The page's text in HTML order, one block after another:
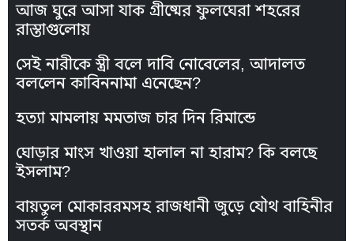
আজ ঘুরে আসা যাক গ্রীষ্মের ফুলঘেরা শহরের
রাস্তাগুলোয়
সেই নারীকে স্ত্রী বলে দাবি নোবেলের, আদালত
বললেন কাবিননামা এনেছেন?
হত্যা মামলায় মমতাজ চার দিন রিমান্ডে
ঘোড়ার মাংস খাওয়া হালাল না হারাম? কি বলছে
ইসলাম?
বায়তুল মোকাররমসহ রাজধানী জুড়ে যৌথ বাহিনীর
সতর্ক অবস্থান